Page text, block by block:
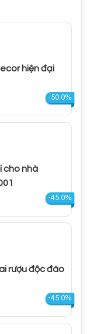
hiện đại
-50.0%
cho nhà
-45.0%
rượu độc đáo
-45.0%